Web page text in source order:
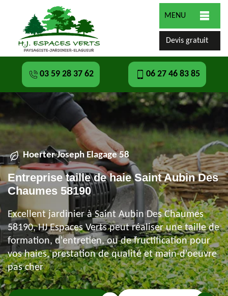
MENU
Devis gratuit
03 59 28 37 62 06 27 46 83 85
Hoerter Joseph Elagage 58
Entreprise taille de haie Saint Aubin Des
Chaumes 58190
Excellent jardinier à Saint Aubin Des Chaumes
58190, HJ Espaces Verts peut réaliser une taille de
formation, d'entretien, ou de fructification pour
vos haies, prestation de qualité et main-d'oeuvre
pas cher